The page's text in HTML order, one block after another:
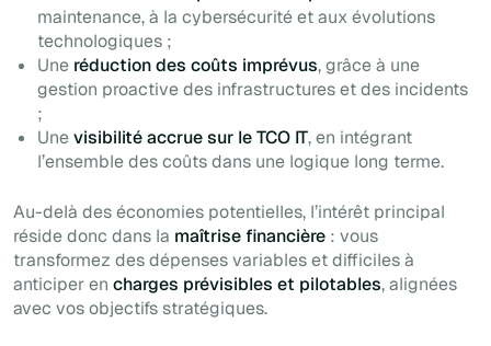
maintenance, à la cybersécurité et aux évolutions
technologiques ;
Une réduction des coûts imprévus, grâce à une
gestion proactive des infrastructures et des incidents
;
Unevisibilité accrue sur le TCO IT, en intégrant
l’ensemble des coûts dans une logique long terme.
Au-delà des économies potentielles, l’intérêt principal
réside donc dans la maîtrise financière : vous
transformez des dépenses variables et difficiles à
anticiper en charges prévisibles et pilotables, alignées
avec vos objectifs stratégiques.